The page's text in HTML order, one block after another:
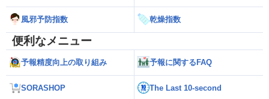
風邪予防指数 乾燥指数
便利なメニュー
予報精度向上の取り組み 予報に関するFAQ
SORASHOP The Last 10-second